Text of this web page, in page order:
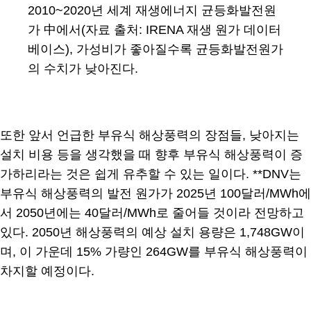
2010~2020년 세계 재생에너지 균등화발전원
가 中에서(자료 출처: IRENA 재생 원가 데이터
베이스), 가성비가 좋아질수록 균등화발전원가
의 수치가 낮아진다.
또한 앞서 언급한 부유식 해상풍력의 장점들, 낮아지는
설치 비용 등을 생각했을 때 향후 부유식 해상풍력이 증
가하리라는 것은 쉽게 유추할 수 있는 일이다. **DNV는
부유식 해상풍력의 발전 원가가 2025년 100달러/MWh에
서 2050년에는 40달러/MWh로 줄어들 것이라 전망하고
있다. 2050년 해상풍력의 예상 설치 용량은 1,748GW이
며, 이 가운데 15% 가량인 264GW를 부유식 해상풍력이
차지할 예정이다.